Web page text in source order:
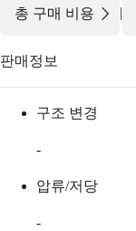
총 구매 비용 |
판매정보
구조 변경
-
압류/저당
-